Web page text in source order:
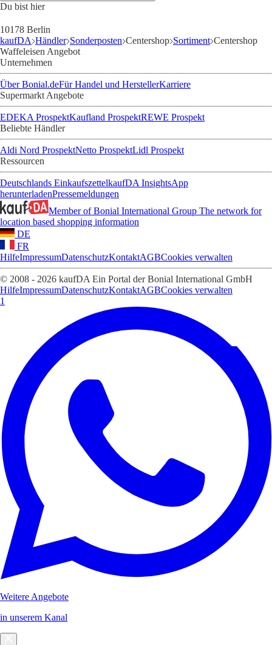
Du bist hier
10178 Berlin
kaufDA Händler Sonderposten Centershop Sortiment Centershop
Waffeleisen Angebot
Unternehmen
Über Bonial.deFür Handel und HerstellerKarriere
Supermarkt Angebote
EDEKA ProspektKaufland ProspektREWE Prospekt
Beliebte Händler
Aldi Nord ProspektNetto ProspektLidl Prospekt
Ressourcen
Deutschlands EinkaufszettelkaufDA InsightsApp
herunterladenPressemeldungen
Member of Bonial International Group The network for
location based shopping information
DE
FR
HilfeImpressumDatenschutzKontaktAGBCookies verwalten
© 2008 - 2026 kaufDA Ein Portal der Bonial International GmbH
HilfeImpressumDatenschutzKontaktAGBCookies verwalten
1
Weitere Angebote
in unserem Kanal